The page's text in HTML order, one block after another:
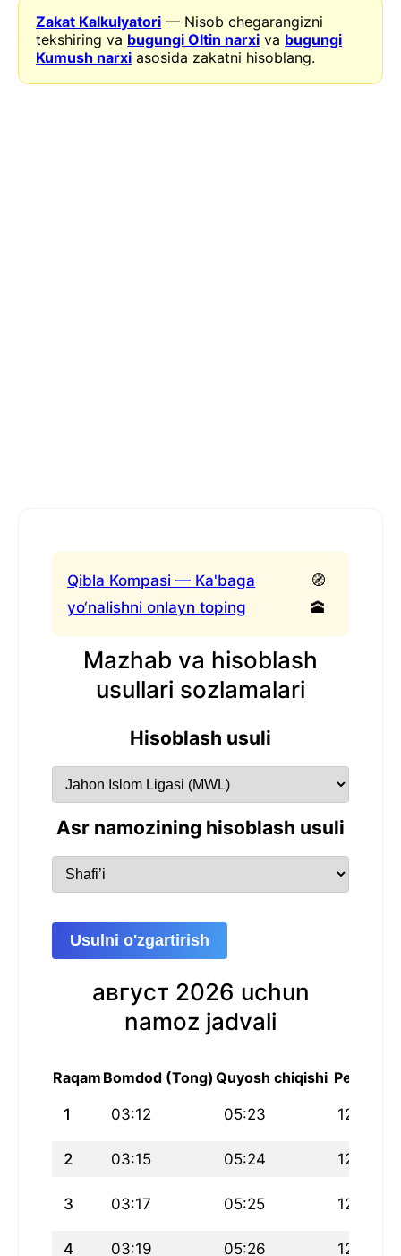
Zakat Kalkulyatori — Nisob chegarangizni
tekshiring va bugungi Oltin narxi va bugungi
Kumush narxi asosida zakatni hisoblang.
Qibla Kompasi — Ka'baga
yo‘nalishni onlayn toping
🧭
🕋
Mazhab va hisoblash
usullari sozlamalari
Hisoblash usuli
Asr namozining hisoblash usuli
Usulni o'zgartirish
август 2026 uchun
namoz jadvali
Raqam Bomdod (Tong) Quyosh chiqishi Peshin
1 03:12 05:23 12:47
2 03:15 05:24 12:47
3 03:17 05:25 12:47
4 03:19 05:26 12:46